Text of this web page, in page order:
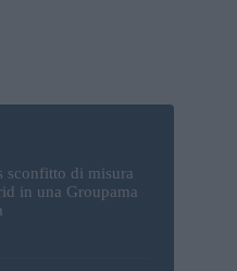
sconfitto di misura
in una Groupama